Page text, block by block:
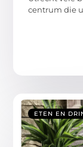
centrum die
ETEN EN